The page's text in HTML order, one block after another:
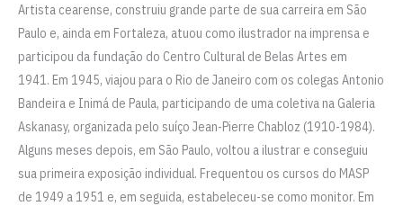
Artista cearense, construiu grande parte de sua carreira em São
Paulo e, ainda em Fortaleza, atuou como ilustrador na imprensa e
participou da fundação do Centro Cultural de Belas Artes em
1941. Em 1945, viajou para o Rio de Janeiro com os colegas Antonio
Bandeira e Inimá de Paula, participando de uma coletiva na Galeria
Askanasy, organizada pelo suíço Jean-Pierre Chabloz (1910-1984).
Alguns meses depois, em São Paulo, voltou a ilustrar e conseguiu
sua primeira exposição individual. Frequentou os cursos do MASP
de 1949 a 1951 e, em seguida, estabeleceu-se como monitor. Em